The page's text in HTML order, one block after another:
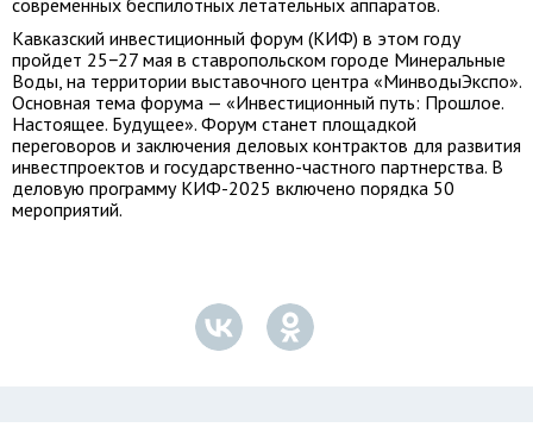
современных беспилотных летательных аппаратов.
Кавказский инвестиционный форум (КИФ) в этом году
пройдет 25−27 мая в ставропольском городе Минеральные
Воды, на территории выставочного центра «МинводыЭкспо».
Основная тема форума — «Инвестиционный путь: Прошлое.
Настоящее. Будущее». Форум станет площадкой
переговоров и заключения деловых контрактов для развития
инвестпроектов и государственно-частного партнерства. В
деловую программу КИФ-2025 включено порядка 50
мероприятий.